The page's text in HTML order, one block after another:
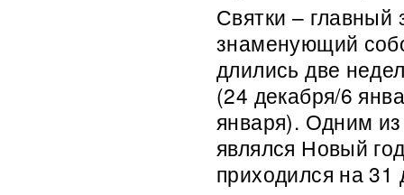
Святки – главный
знаменующий
длились две
(24 декабря/6
января). Одним
являлся Новый
приходился на 31